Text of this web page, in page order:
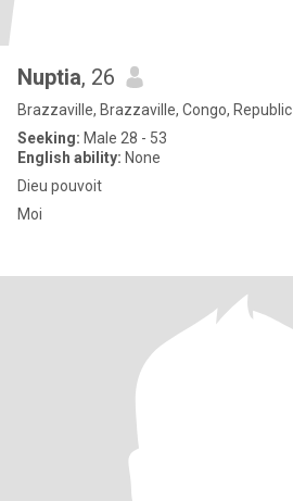
Nuptia, 26
Brazzaville, Brazzaville, Congo, Republic
Seeking: Male 28 - 53
English ability: None
Dieu pouvoit
Moi